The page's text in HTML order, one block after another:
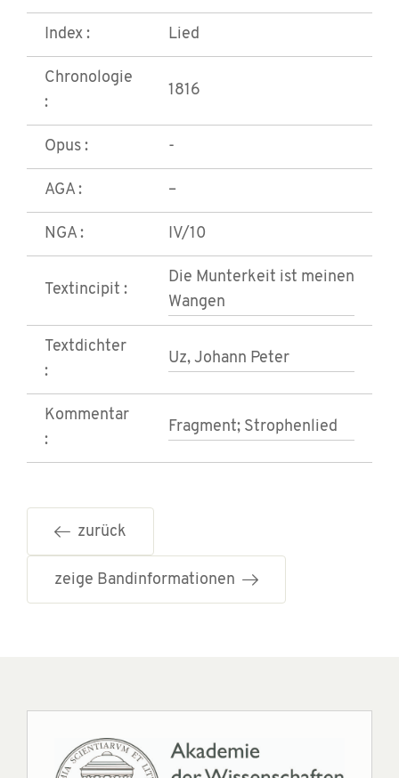
Index : Lied
Chronologie
:
1816
Opus : -
AGA : –
NGA : IV/10
Textincipit :
Die Munterkeit ist meinen
Wangen
Textdichter
:
Uz, Johann Peter
Kommentar
:
Fragment; Strophenlied
zurück
zeige Bandinformationen